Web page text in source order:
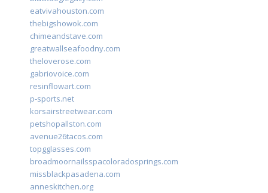
eatvivahouston.com
thebigshowok.com
chimeandstave.com
greatwallseafoodny.com
theloverose.com
gabriovoice.com
resinflowart.com
p-sports.net
korsairstreetwear.com
petshopallston.com
avenue26tacos.com
topgglasses.com
broadmoornailsspacoloradosprings.com
missblackpasadena.com
anneskitchen.org